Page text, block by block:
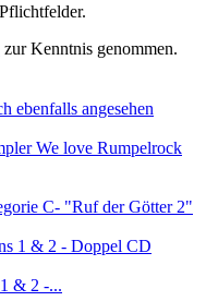
zur Kenntnis genommen.
ebenfalls angesehen
We love Rumpelrock
C- "Ruf der Götter 2"
& 2 -...